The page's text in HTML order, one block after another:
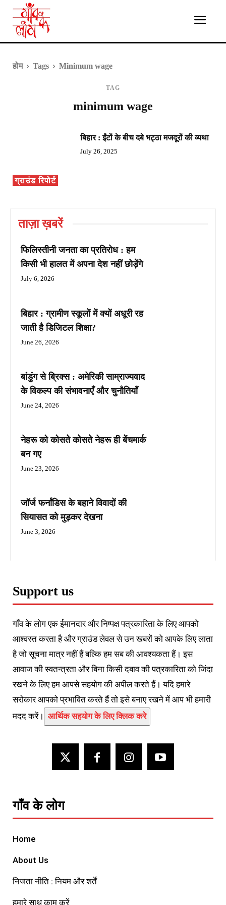
होम Tags Minimum wage
TAG
minimum wage
ग्राउंड रिपोर्ट
बिहार : ईंटों के बीच दबे भट्ठा मजदूरों की व्यथा
July 26, 2025
ताज़ा ख़बरें
फिलिस्तीनी जनता का प्रतिरोध : हम
किसी भी हालत में अपना देश नहीं छोड़ेंगे
July 6, 2026
बिहार : ग्रामीण स्कूलों में क्यों अधूरी रह
जाती है डिजिटल शिक्षा?
June 26, 2026
बांडुंग से ब्रिक्स : अमेरिकी साम्राज्यवाद
के विकल्प की संभावनाएँ और चुनौतियाँ
June 24, 2026
नेहरू को कोसते कोसते नेहरू ही बेंचमार्क
बन गए
June 23, 2026
जॉर्ज फर्नांडिस के बहाने विवादों की
सियासत को मुड़कर देखना
June 3, 2026
Support us
गाँव के लोग एक ईमानदार और निष्पक्ष पत्रकारिता के लिए आपको
आश्वस्त करता है और ग्राउंड लेवल से उन खबरों को आपके लिए लाता
है जो सूचना मात्र नहीं हैं बल्कि हम सब की आवश्यकता हैं। इस
आवाज की स्वतन्त्रता और बिना किसी दबाव की पत्रकारिता को जिंदा
रखने के लिए हम आपसे सहयोग की अपील करते हैं। यदि हमारे
सरोकार आपको प्रभावित करते हैं तो इसे बनाए रखने में आप भी हमारी
मदद करें। आर्थिक सहयोग के लिए क्लिक करे
गाँव के लोग
Home
About Us
निजता नीति : नियम और शर्तें
हमारे साथ काम करें